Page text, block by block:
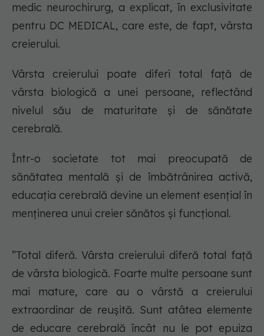
medic neurochirurg, a explicat, în exclusivitate
pentru DC MEDICAL, care este, de fapt, vârsta
creierului.
Vârsta creierului poate diferi total față de
vârsta biologică a unei persoane, reflectând
nivelul său de maturitate și de sănătate
cerebrală.
Într-o societate tot mai preocupată de
sănătatea mentală și de îmbătrânirea activă,
educația cerebrală devine un element esențial în
menținerea unui creier sănătos și funcțional.
”Total diferă. Vârsta creierului diferă total față
de vârsta biologică. Foarte multe persoane sunt
mai mature, care au o vârstă a creierului
extraordinar de reușită. Sunt atâtea elemente
de educare cerebrală încât nu le pot epuiza